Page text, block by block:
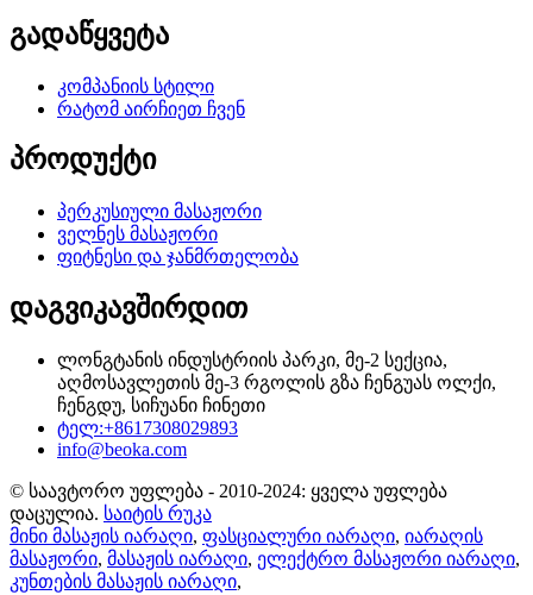
გადაწყვეტა
კომპანიის სტილი
რატომ აირჩიეთ ჩვენ
პროდუქტი
პერკუსიული მასაჟორი
ველნეს მასაჟორი
ფიტნესი და ჯანმრთელობა
დაგვიკავშირდით
ლონგტანის ინდუსტრიის პარკი, მე-2 სექცია,
აღმოსავლეთის მე-3 რგოლის გზა ჩენგუას ოლქი,
ჩენგდუ, სიჩუანი ჩინეთი
ტელ:+8617308029893
info@beoka.com
© საავტორო უფლება - 2010-2024: ყველა უფლება
დაცულია. საიტის რუკა
მინი მასაჟის იარაღი, ფასციალური იარაღი, იარაღის
მასაჟორი, მასაჟის იარაღი, ელექტრო მასაჟორი იარაღი,
კუნთების მასაჟის იარაღი,